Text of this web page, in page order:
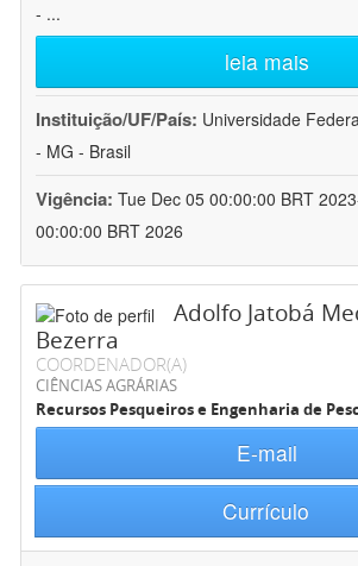
- ...
leia mais
Instituição/UF/País: Universidade
- MG - Brasil
Vigência: Tue Dec 05 00:00:00 BRT
00:00:00 BRT 2026
Adolfo Jatobá
Bezerra
COORDENADOR(A)
CIÊNCIAS AGRÁRIAS
Recursos Pesqueiros e Engenharia de
E-mail
Currículo